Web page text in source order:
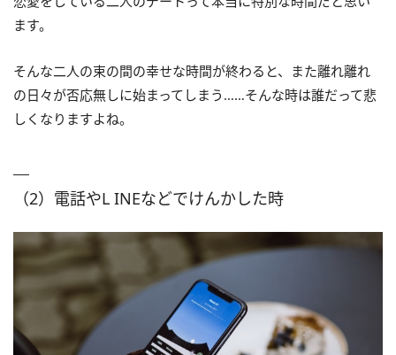
ます。
そんな二人の束の間の幸せな時間が終わると、また離れ離れ
の日々が否応無しに始まってしまう……そんな時は誰だって悲
しくなりますよね。
（2）電話やL INEなどでけんかした時